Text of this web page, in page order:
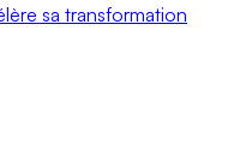
sa transformation